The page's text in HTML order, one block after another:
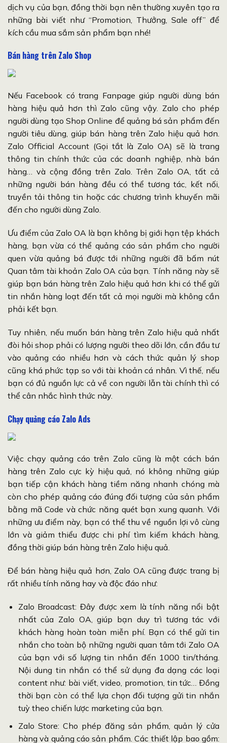
dịch vụ của bạn, đồng thời bạn nên thường xuyên tạo ra
những bài viết như “Promotion, Thưởng, Sale off” để
kích cầu mua sắm sản phẩm bạn nhé!
Bán hàng trên Zalo Shop
Nếu Facebook có trang Fanpage giúp người dùng bán
hàng hiệu quả hơn thì Zalo cũng vậy. Zalo cho phép
người dùng tạo Shop Online để quảng bá sản phẩm đến
người tiêu dùng, giúp bán hàng trên Zalo hiệu quả hơn.
Zalo Official Account (Gọi tắt là Zalo OA) sẽ là trang
thông tin chính thức của các doanh nghiệp, nhà bán
hàng… và cộng đồng trên Zalo. Trên Zalo OA, tất cả
những người bán hàng đều có thể tương tác, kết nối,
truyền tải thông tin hoặc các chương trình khuyến mãi
đến cho người dùng Zalo.
Ưu điểm của Zalo OA là bạn không bị giới hạn tệp khách
hàng, bạn vừa có thể quảng cáo sản phẩm cho người
quen vừa quảng bá được tới những người đã bấm nút
Quan tâm tài khoản Zalo OA của bạn. Tính năng này sẽ
giúp bạn bán hàng trên Zalo hiệu quả hơn khi có thể gửi
tin nhắn hàng loạt đến tất cả mọi người mà không cần
phải kết bạn.
Tuy nhiên, nếu muốn bán hàng trên Zalo hiệu quả nhất
đòi hỏi shop phải có lượng người theo dõi lớn, cần đầu tư
vào quảng cáo nhiều hơn và cách thức quản lý shop
cũng khá phức tạp so với tài khoản cá nhân. Vì thế, nếu
bạn có đủ nguồn lực cả về con người lẫn tài chính thì có
thể cân nhắc hình thức này.
Chạy quảng cáo Zalo Ads
Việc chạy quảng cáo trên Zalo cũng là một cách bán
hàng trên Zalo cực kỳ hiệu quả, nó không những giúp
bạn tiếp cận khách hàng tiềm năng nhanh chóng mà
còn cho phép quảng cáo đúng đối tượng của sản phẩm
bằng mã Code và chức năng quét bạn xung quanh. Với
những ưu điểm này, bạn có thể thu về nguồn lợi vô cùng
lớn và giảm thiểu được chi phí tìm kiếm khách hàng,
đồng thời giúp bán hàng trên Zalo hiệu quả.
Để bán hàng hiệu quả hơn, Zalo OA cũng được trang bị
rất nhiều tính năng hay và độc đáo như:
Zalo Broadcast: Đây được xem là tính năng nổi bật
nhất của Zalo OA, giúp bạn duy trì tương tác với
khách hàng hoàn toàn miễn phí. Bạn có thể gửi tin
nhắn cho toàn bộ những người quan tâm tới Zalo OA
của bạn với số lượng tin nhắn đến 1000 tin/tháng.
Nội dung tin nhắn có thể sử dụng đa dạng các loại
content như: bài viết, video, promotion, tin tức… Đồng
thời bạn còn có thể lựa chọn đối tượng gửi tin nhắn
tuỳ theo chiến lược marketing của bạn.
Zalo Store: Cho phép đăng sản phẩm, quản lý cửa
hàng và quảng cáo sản phẩm. Các thiết lập bao gồm: